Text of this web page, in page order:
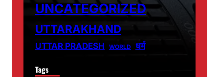
UNCATEGORIZED
UTTARAKHAND
UTTAR PRADESH WORLD धर्म
Tags